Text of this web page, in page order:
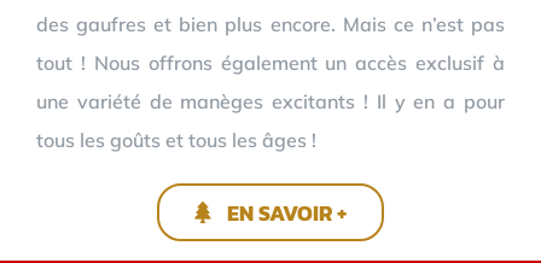
des gaufres et bien plus encore. Mais ce n’est pas
tout ! Nous offrons également un accès exclusif à
une variété de manèges excitants ! Il y en a pour
tous les goûts et tous les âges !
EN SAVOIR +